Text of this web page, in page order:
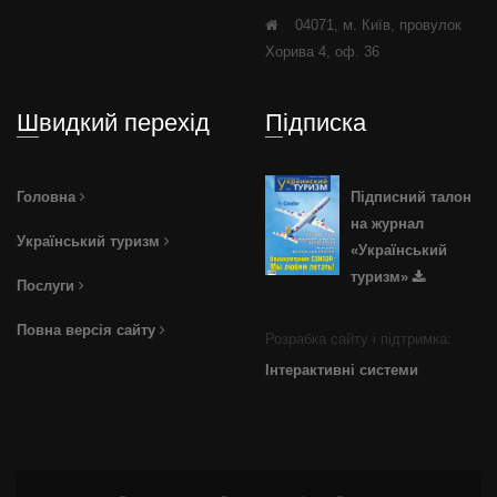
04071, м. Київ, провулок
Хорива 4, оф. 36
Швидкий перехід
Головна
Український туризм
Послуги
Повна версія сайту
Підписка
Підписний талон
на журнал
«Український
туризм»
Розрабка сайту і підтримка:
Інтерактивні системи